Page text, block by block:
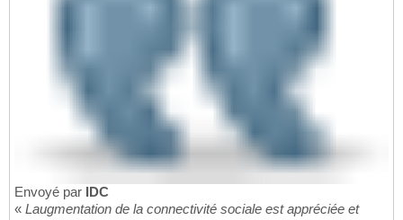
Envoyé par IDC
« Laugmentation de la connectivité sociale est appréciée et